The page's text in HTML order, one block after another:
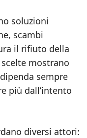
soluzioni
scambi
il rifiuto della
mostrano
sempre
più dall’intento
diversi attori: